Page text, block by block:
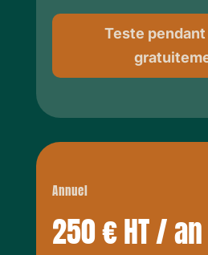
Teste
Annuel
250 € HT / an